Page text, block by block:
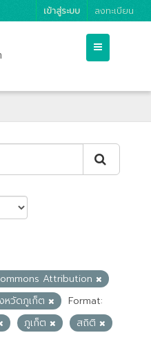
เข้าสู่ระบบ ลงทะเบียน
Attribution
หวัดภูเก็ต
Format:
ภูเก็ต
สถิติ